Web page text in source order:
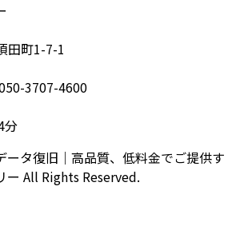
田町1-7-1
3707-4600
分
タ復旧｜高品質、低料金でご提供す
ー All Rights Reserved.